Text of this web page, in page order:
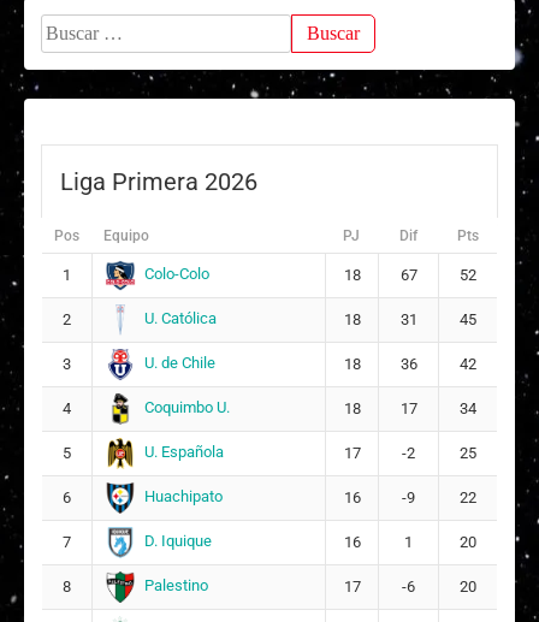
Buscar:
Liga Primera 2026
Pos Equipo PJ Dif Pts
1 Colo-Colo 18 67 52
2 U. Católica 18 31 45
3 U. de Chile 18 36 42
4 Coquimbo U. 18 17 34
5 U. Española 17 -2 25
6 Huachipato 16 -9 22
7 D. Iquique 16 1 20
8 Palestino 17 -6 20